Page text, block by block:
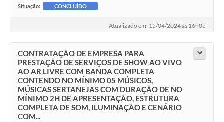
Situação: CONCLUÍDO
Atualizado em: 15/04/2024 às 16h02
CONTRATAÇÃO DE EMPRESA PARA
PRESTAÇÃO DE SERVIÇOS DE SHOW AO VIVO
AO AR LIVRE COM BANDA COMPLETA
CONTENDO NO MÍNIMO 05 MÚSICOS,
MÚSICAS SERTANEJAS COM DURAÇÃO DE NO
MÍNIMO 2H DE APRESENTAÇÃO, ESTRUTURA
COMPLETA DE SOM, ILUMINAÇÃO E CENÁRIO
COM...